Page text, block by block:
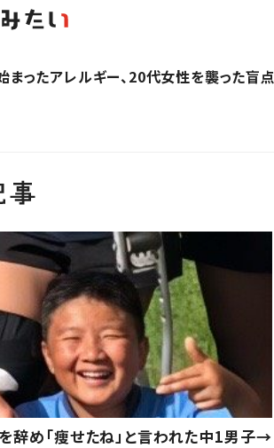
ったアレルギー、20代女性を襲った盲点
辞め「痩せたね」と言われた中1男子→